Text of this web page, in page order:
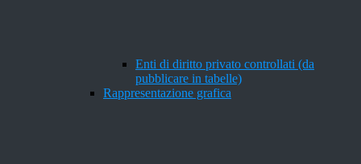
Enti di diritto privato controllati (da
pubblicare in tabelle)
Rappresentazione grafica